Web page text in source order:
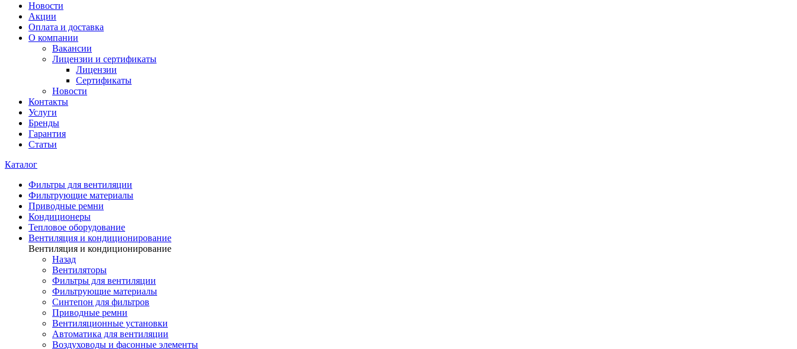
Новости
Акции
Оплата и доставка
О компании
Вакансии
Лицензии и сертификаты
Лицензии
Сертификаты
Новости
Контакты
Услуги
Бренды
Гарантия
Статьи
Каталог
Фильтры для вентиляции
Фильтрующие материалы
Приводные ремни
Кондиционеры
Тепловое оборудование
Вентиляция и кондиционирование
Вентиляция и кондиционирование
Назад
Вентиляторы
Фильтры для вентиляции
Фильтрующие материалы
Синтепон для фильтров
Приводные ремни
Вентиляционные установки
Автоматика для вентиляции
Воздуховоды и фасонные элементы